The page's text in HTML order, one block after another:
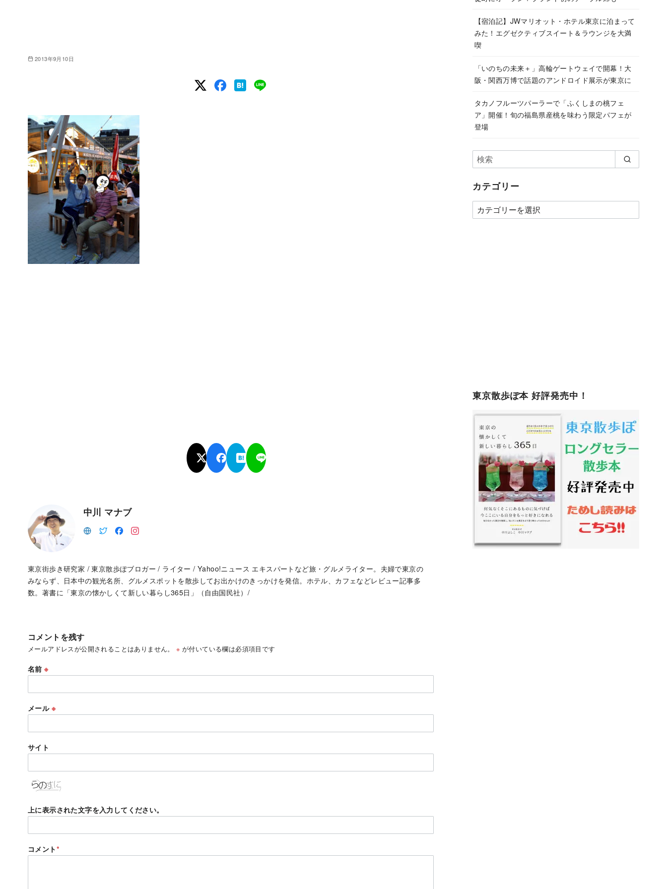
2013年9月10日
中川 マナブ
東京街歩き研究家 / 東京散歩ぽブロガー / ライター / Yahoo!ニュース エキスパートなど旅・グルメライター。夫婦で東京の
みならず、日本中の観光名所、グルメスポットを散歩してお出かけのきっかけを発信。ホテル、カフェなどレビュー記事多
数。著書に「東京の懐かしくて新しい暮らし365日」（自由国民社）/
コメントを残す
メールアドレスが公開されることはありません。 ※ が付いている欄は必須項目です
名前※
メール ※
サイト
上に表示された文字を入力してください。
コメント*
【宿泊記】JWマリオット・ホテル東京に泊まって
みた！エグゼクティブスイート＆ラウンジを大満
喫
「いのちの未来＋」高輪ゲートウェイで開幕！大
阪・関西万博で話題のアンドロイド展示が東京に
タカノフルーツパーラーで「ふくしまの桃フェ
ア」開催！旬の福島県産桃を味わう限定パフェが
登場
カテゴリー
カ
テ
東京散歩ぽ本 好評発売中！